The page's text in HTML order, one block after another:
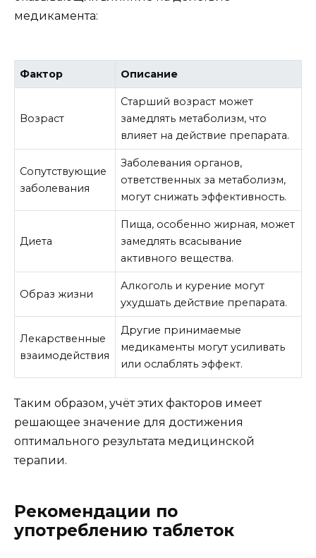
медикамента:
Фактор Описание
Возраст
Старший возраст может
замедлять метаболизм, что
влияет на действие препарата.
Сопутствующие
заболевания
Заболевания органов,
ответственных за метаболизм,
могут снижать эффективность.
Диета
Пища, особенно жирная, может
замедлять всасывание
активного вещества.
Образ жизни
Алкоголь и курение могут
ухудшать действие препарата.
Лекарственные
взаимодействия
Другие принимаемые
медикаменты могут усиливать
или ослаблять эффект.
Таким образом, учёт этих факторов имеет
решающее значение для достижения
оптимального результата медицинской
терапии.
Рекомендации по
употреблению таблеток